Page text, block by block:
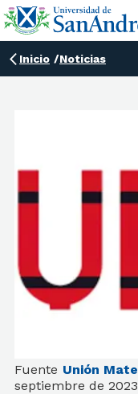
Inicio /Noticias
Fuente Unión
septiembre de 2023